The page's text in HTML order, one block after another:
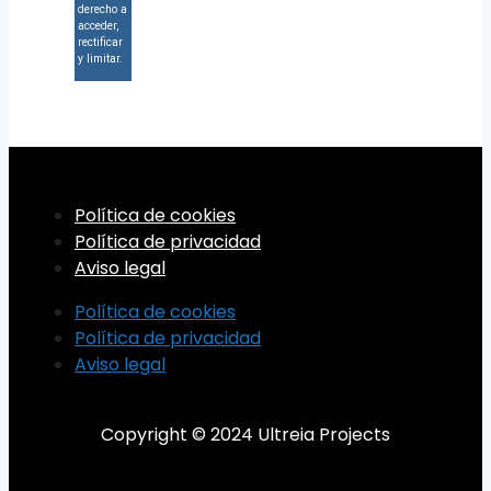
derecho a
acceder,
rectificar
y limitar.
Política de cookies
Política de privacidad
Aviso legal
Política de cookies
Política de privacidad
Aviso legal
Copyright © 2024 Ultreia Projects